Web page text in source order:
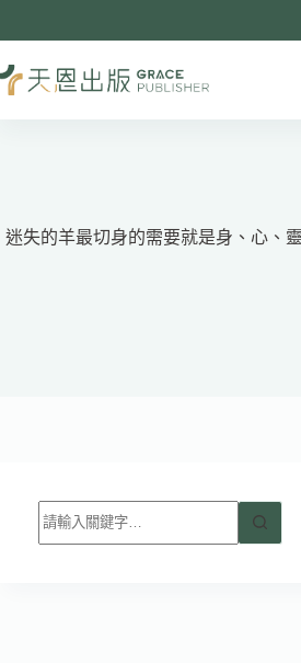
至
迷失的羊最切身的需要就是身、心、
找
不